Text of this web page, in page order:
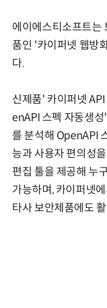
에이에스티소프트는
품인 '카이퍼넷 웹방
다.
신제품' 카이퍼넷
enAPI 스펙 자동생
를 분석해 OpenAPI
능과 사용자 편의성
편집 툴을 제공해 누
가능하며, 카이퍼넷
타사 보안제품에도